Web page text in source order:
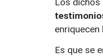
Los dichos
Es que se